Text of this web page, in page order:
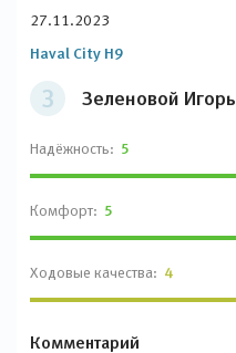
З Зеленовой Игорь
Haval City H9
27.11.2023
Надёжность: 5
Комфорт: 5
Ходовые качества: 4
Комментарий